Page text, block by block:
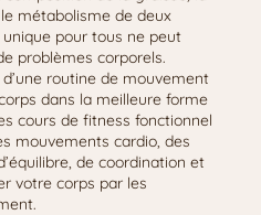
métabolisme de deux
pour tous ne peut
problèmes corporels.
routine de mouvement
dans la meilleure forme
cours de fitness fonctionnel
mouvements cardio, des
de coordination et
votre corps par les